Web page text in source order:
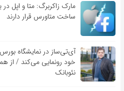
مارک زاکربرگ: متا و اپل
ساخت متاورس قرار دارند
آی‌تی‌ساز در نمایشگاه
خود رونمایی می‌کند / از
نئوبانک